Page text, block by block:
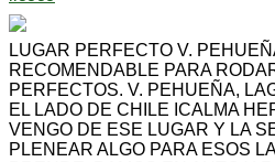
LUGAR PERFECTO V.
RECOMENDABLE PARA
PERFECTOS. V. PEHUEÑA,
EL LADO DE CHILE ICALMA
VENGO DE ESE LUGAR Y LA
PLENEAR ALGO PARA ESOS